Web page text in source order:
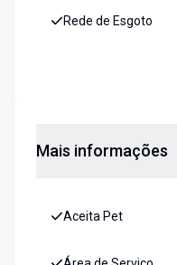
Rede de Esgoto
Mais informações
Aceita Pet